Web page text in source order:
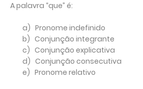
A palavra “que” é:
a) Pronome indefinido
b) Conjunção integrante
c) Conjunção explicativa
d) Conjunção consecutiva
e) Pronome relativo